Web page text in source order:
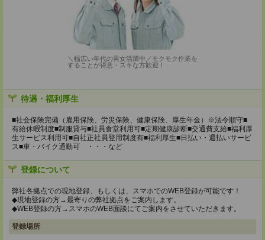
＼幅広い年代の男女活躍中／モクモク作業を
することが得意・スキな方歓迎！
待遇・福利厚生
■社会保険完備（雇用保険、労災保険、健康保険、厚生年金）※法令順守■
有給休暇制度■制服貸与■社員食堂利用可■定期健康診断■交通費支給■福利厚
生サービス利用可■自社正社員登用制度有■福利厚生■日払い・週払いサービ
ス■車・バイク通勤可 ・・・など
登録について
弊社各拠点での現地登録、もしくは、スマホでのWEB登録が可能です！
◆現地登録の方→最寄りの弊社拠点をご案内します。
◆WEB登録の方→スマホのWEB面談にてご案内をさせていただきます。
登録場所